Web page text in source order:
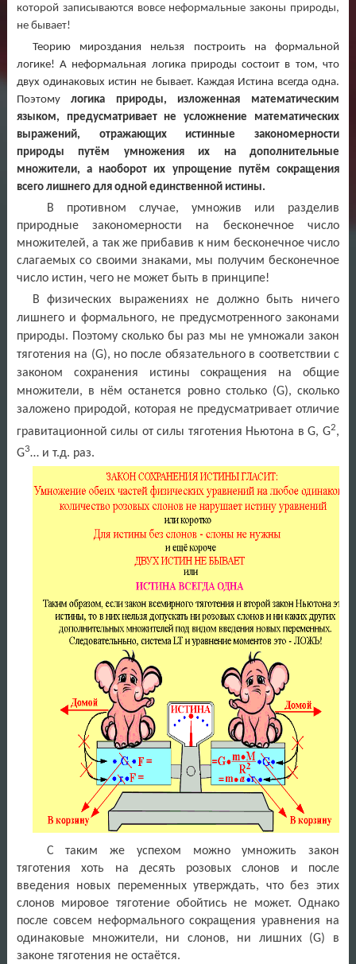
которой записываются вовсе неформальные законы природы,
не бывает!
Теорию мироздания нельзя построить на формальной
логике! А неформальная логика природы состоит в том, что
двух одинаковых истин не бывает. Каждая Истина всегда одна.
Поэтомулогика природы, изложенная математическим
языком, предусматривает не усложнение математических
выражений, отражающих истинные закономерности
природы путём умножения их на дополнительные
множители, а наоборот их упрощение путём сокращения
всего лишнего для одной единственной истины.
В противном случае, умножив или разделив
природные закономерности на бесконечное число
множителей, а так же прибавив к ним бесконечное число
слагаемых со своими знаками, мы получим бесконечное
число истин, чего не может быть в принципе!
В физических выражениях не должно быть ничего
лишнего и формального, не предусмотренного законами
природы. Поэтому сколько бы раз мы не умножали закон
тяготения на (G), но после обязательного в соответствии с
законом сохранения истины сокращения на общие
множители, в нём останется ровно столько (G), сколько
заложено природой, которая не предусматривает отличие
гравитационной силы от силы тяготения Ньютона в G, G2,
G3… и т.д. раз.
С таким же успехом можно умножить закон
тяготения хоть на десять розовых слонов и после
введения новых переменных утверждать, что без этих
слонов мировое тяготение обойтись не может. Однако
после совсем неформального сокращения уравнения на
одинаковые множители, ни слонов, ни лишних (G) в
законе тяготения не остаётся.